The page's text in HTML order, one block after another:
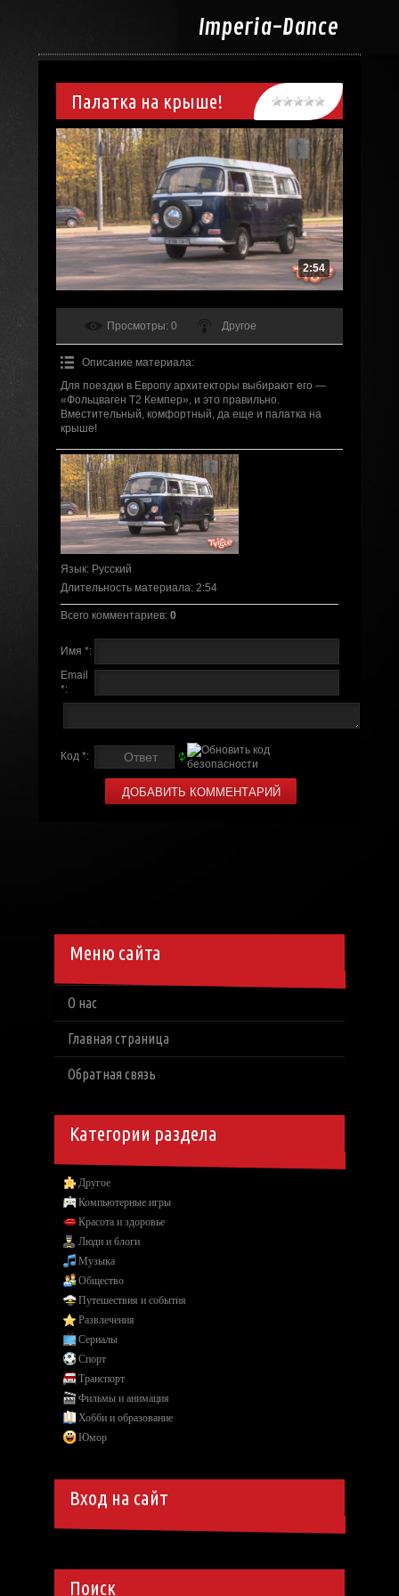
Imperia-Dance
Палатка на крыше!
2:54
Просмотры: 0 Другое
Описание материала:
Для поездки в Европу архитекторы выбирают его —
«Фольцваген Т2 Кемпер», и это правильно.
Вместительный, комфортный, да еще и палатка на
крыше!
Язык: Русский
Длительность материала: 2:54
Всего комментариев: 0
Имя *:
Email
*:
Код *:
Меню сайта
О нас
Главная страница
Обратная связь
Категории раздела
Другое
Компьютерные игры
Красота и здоровье
Люди и блоги
Музыка
Общество
Путешествия и события
Развлечения
Сериалы
Спорт
Транспорт
Фильмы и анимация
Хобби и образование
Юмор
Вход на сайт
Поиск